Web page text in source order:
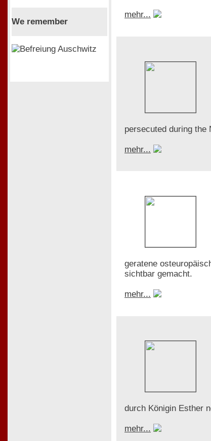
We remember
mehr...
persecuted during the
mehr...
geratene
sichtbar gemacht.
mehr...
durch Königin Esther
mehr...